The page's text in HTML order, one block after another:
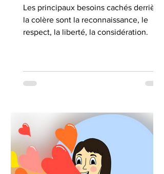
Les principaux besoins cachés derrière
la colère sont la reconnaissance, le
respect, la liberté, la considération.